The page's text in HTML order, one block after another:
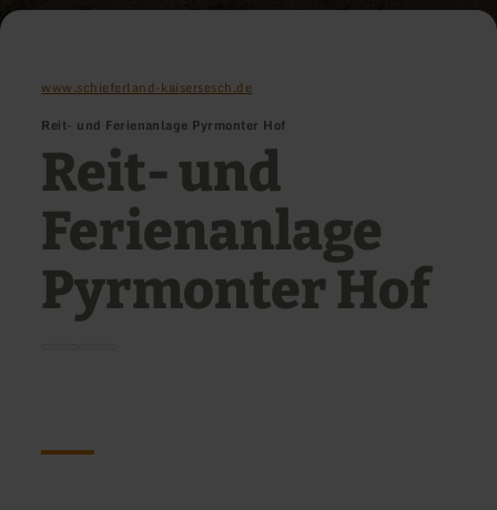
www.schieferland-kaisersesch.de
Reit- und Ferienanlage Pyrmonter Hof
Reit- und
Ferienanlage
Pyrmonter Hof